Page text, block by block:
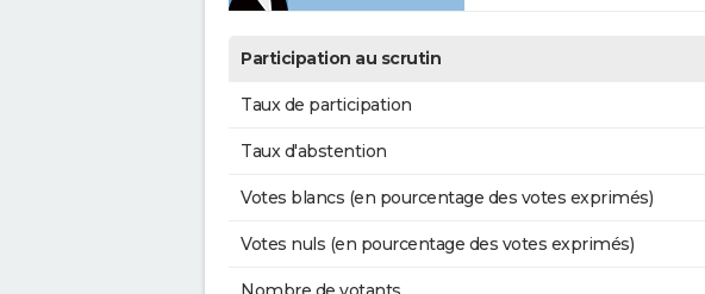
Participation au scrutin
Taux de participation
Taux d'abstention
Votes blancs (en pourcentage des votes exprimés)
Votes nuls (en pourcentage des votes exprimés)